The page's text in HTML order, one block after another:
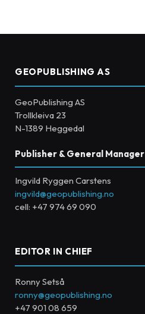
GEOPUBLISHING AS
GeoPublishing AS
Trollkleiva 23
N-1389 Heggedal
Publisher & General Manager
Ingvild Ryggen Carstens
ingvild@geopublishing.no
cell: +47 974 69 090
EDITOR IN CHIEF
Ronny Setså
ronny@geopublishing.no
+47 901 08 659